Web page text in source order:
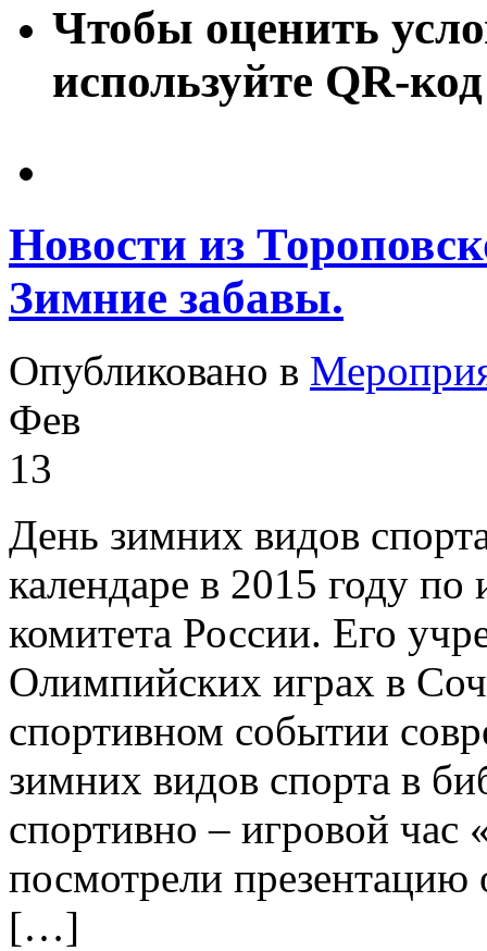
Чтобы оценить
используйте QR-код
Новости из
Зимние забавы.
Опубликовано в
Фев
13
День зимних видов
календаре в 2015 году
комитета России. Его
Олимпийских играх в
спортивном событии
зимних видов спорта в
спортивно – игровой час
посмотрели презентацию
[…]